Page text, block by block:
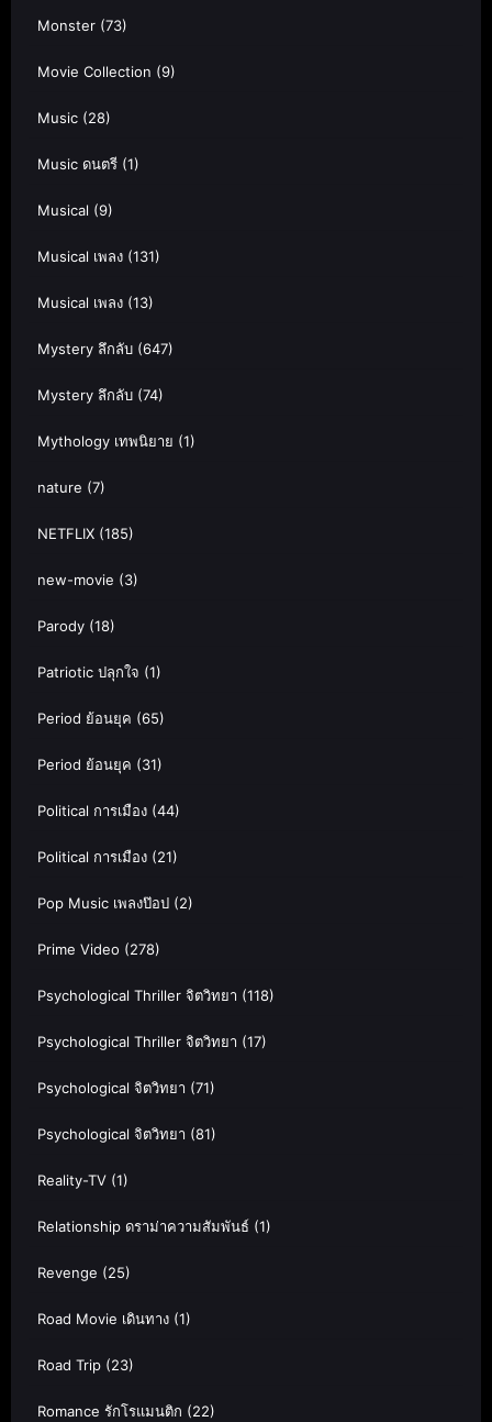
Monster (73)
Movie Collection (9)
Music (28)
Music ดนตรี (1)
Musical (9)
Musical เพลง (131)
Musical เพลง (13)
Mystery ลึกลับ (647)
Mystery ลึกลับ (74)
Mythology เทพนิยาย (1)
nature (7)
NETFLIX (185)
new-movie (3)
Parody (18)
Patriotic ปลุกใจ (1)
Period ย้อนยุค (65)
Period ย้อนยุค (31)
Political การเมือง (44)
Political การเมือง (21)
Pop Music เพลงป๊อป (2)
Prime Video (278)
Psychological Thriller จิตวิทยา (118)
Psychological Thriller จิตวิทยา (17)
Psychological จิตวิทยา (71)
Psychological จิตวิทยา (81)
Reality-TV (1)
Relationship ดราม่าความสัมพันธ์ (1)
Revenge (25)
Road Movie เดินทาง (1)
Road Trip (23)
Romance รักโรแมนติก (22)